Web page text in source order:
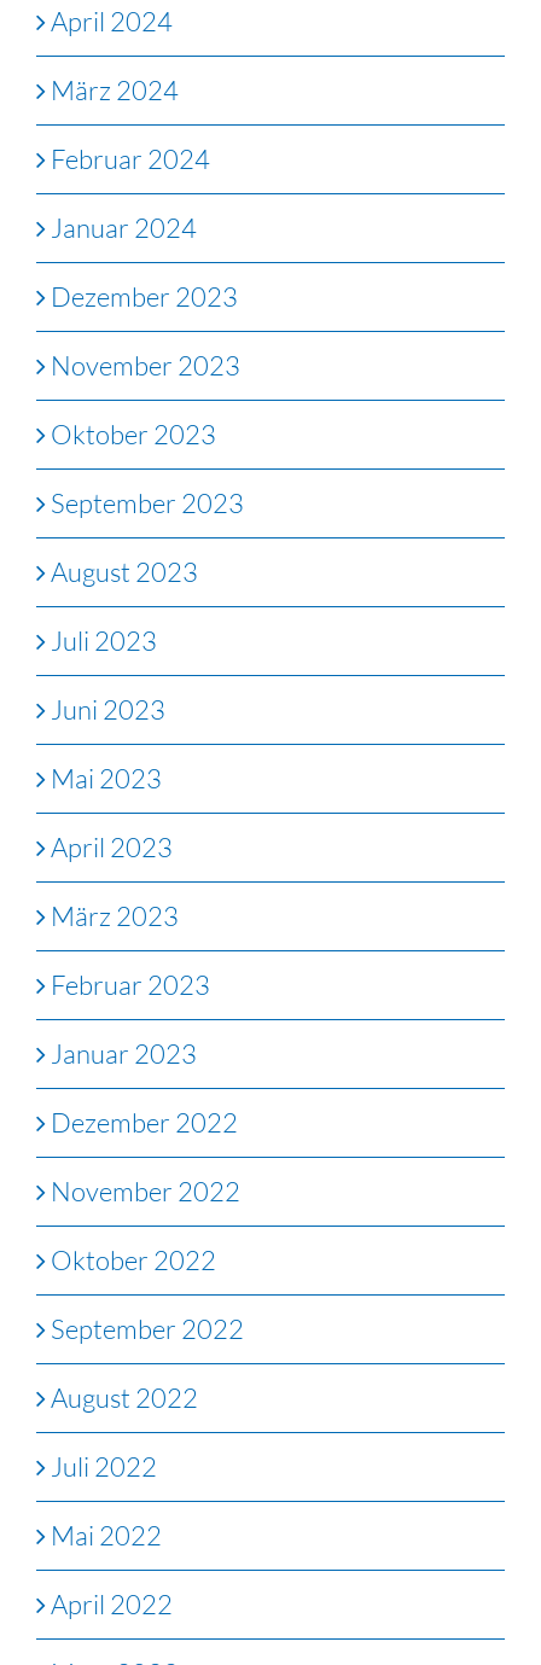
April 2024
März 2024
Februar 2024
Januar 2024
Dezember 2023
November 2023
Oktober 2023
September 2023
August 2023
Juli 2023
Juni 2023
Mai 2023
April 2023
März 2023
Februar 2023
Januar 2023
Dezember 2022
November 2022
Oktober 2022
September 2022
August 2022
Juli 2022
Mai 2022
April 2022